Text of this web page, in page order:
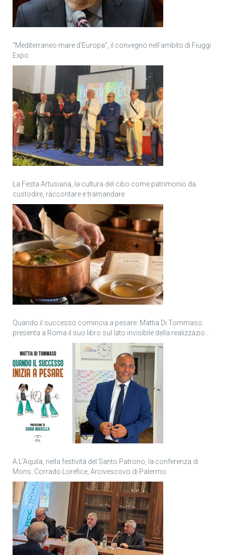
“Mediterraneo mare d’Europa”, il convegno nell’ambito di Fiuggi
Expo
La Festa Artusiana, la cultura del cibo come patrimonio da
custodire, raccontare e tramandare
Quando il successo comincia a pesare: Mattia Di Tommaso
presenta a Roma il suo libro sul lato invisibile della realizzazione
A L’Aquila, nella festività del Santo Patrono, la conferenza di
Mons. Corrado Lorefice, Arcivescovo di Palermo